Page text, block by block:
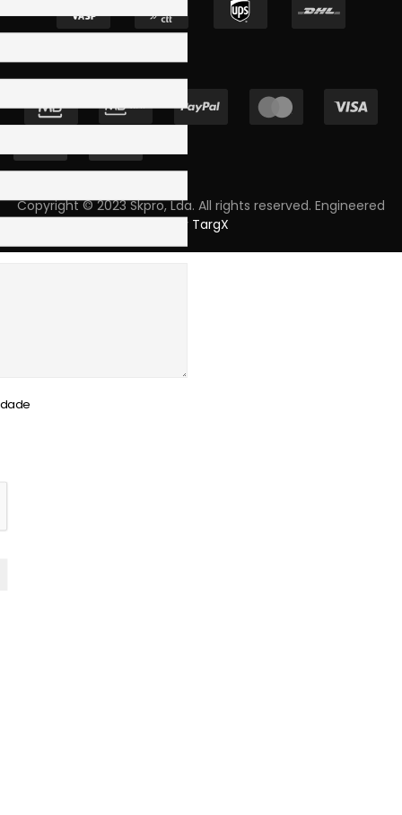
Copyright © 2023 Skpro, Lda. All rights reserved. Engineered
by TargX